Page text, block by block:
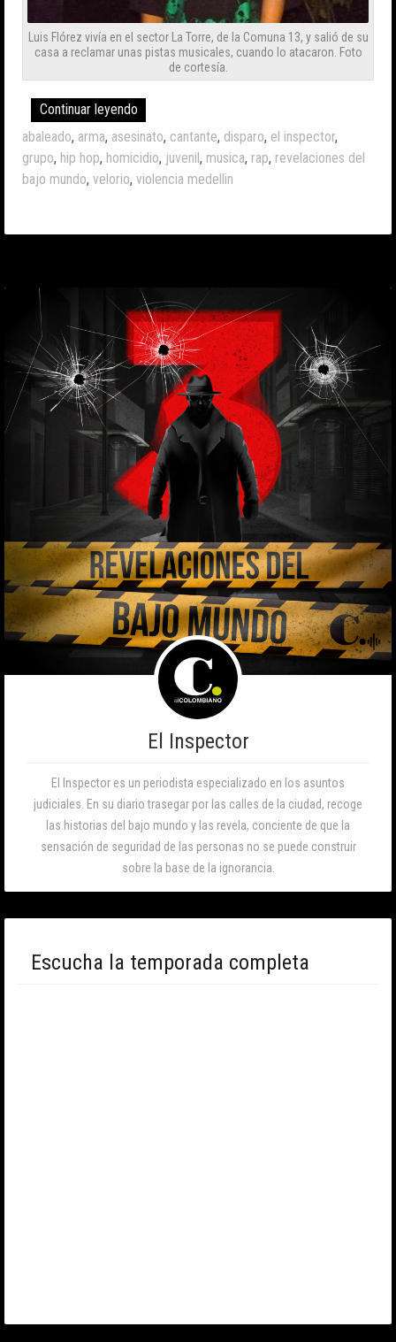
Luis Flórez vivía en el sector La Torre, de la Comuna 13, y salió de su
casa a reclamar unas pistas musicales, cuando lo atacaron. Foto
de cortesía.
Continuar leyendo
abaleado, arma, asesinato, cantante, disparo, el inspector,
grupo, hip hop, homicidio, juvenil, musica, rap, revelaciones del
bajo mundo, velorio, violencia medellin
El Inspector
El Inspector es un periodista especializado en los asuntos
judiciales. En su diario trasegar por las calles de la ciudad, recoge
las historias del bajo mundo y las revela, conciente de que la
sensación de seguridad de las personas no se puede construir
sobre la base de la ignorancia.
Escucha la temporada completa